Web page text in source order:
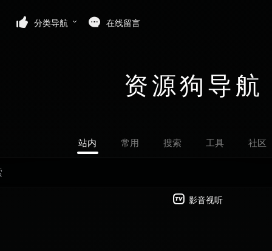
分类导航 在线留言
资源狗导航
站内 常用 搜索 工具 社区
影音视听